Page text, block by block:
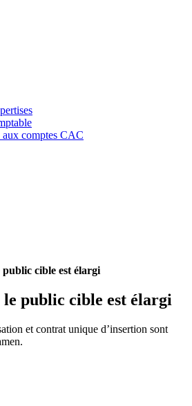
aux comptes CAC
cible est élargi
public cible est élargi
et contrat unique d’insertion sont